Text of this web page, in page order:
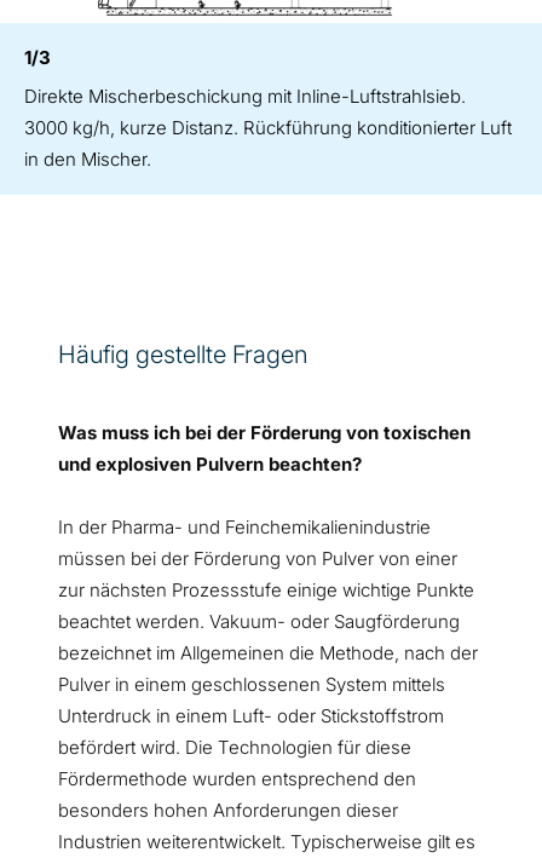
1/3
Direkte Mischerbeschickung mit Inline-Luftstrahlsieb.
3000 kg/h, kurze Distanz. Rückführung konditionierter Luft
in den Mischer.
Häufig gestellte Fragen
Was muss ich bei der Förderung von toxischen
und explosiven Pulvern beachten?
In der Pharma- und Feinchemikalienindustrie
müssen bei der Förderung von Pulver von einer
zur nächsten Prozessstufe einige wichtige Punkte
beachtet werden. Vakuum- oder Saugförderung
bezeichnet im Allgemeinen die Methode, nach der
Pulver in einem geschlossenen System mittels
Unterdruck in einem Luft- oder Stickstoffstrom
befördert wird. Die Technologien für diese
Fördermethode wurden entsprechend den
besonders hohen Anforderungen dieser
Industrien weiterentwickelt. Typischerweise gilt es